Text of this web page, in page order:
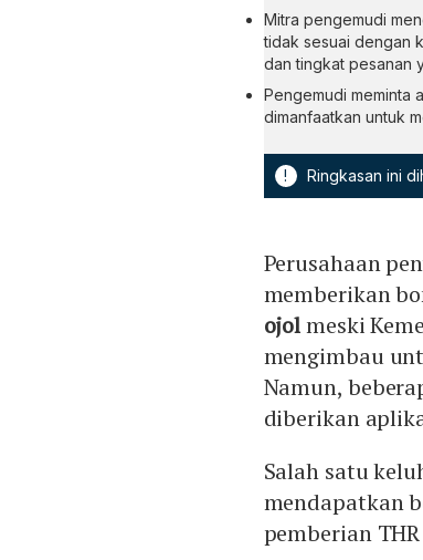
Mitra pengemudi
tidak sesuai dengan
dan tingkat pesanan
Pengemudi meminta
dimanfaatkan untuk
! Ringkasan ini
Perusahaan
memberikan
ojolmeski
mengimbau
Namun,
diberikan
Salah satu
mendapatkan
pemberian